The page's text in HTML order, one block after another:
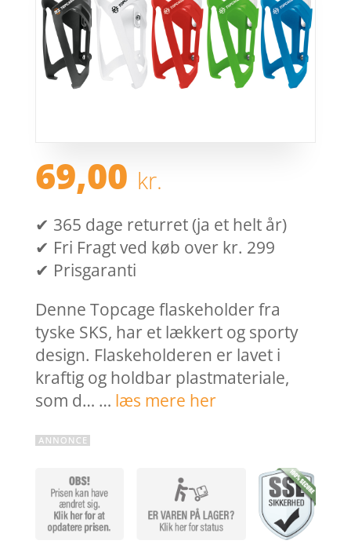
69,00 kr.
✔ 365 dage returret (ja et helt år)
✔ Fri Fragt ved køb over kr. 299
✔ Prisgaranti
Denne Topcage flaskeholder fra
tyske SKS, har et lækkert og sporty
design. Flaskeholderen er lavet i
kraftig og holdbar plastmateriale,
som d… … læs mere her